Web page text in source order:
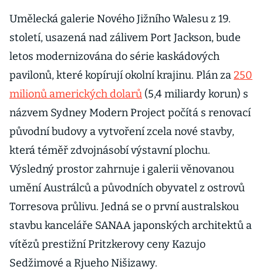
Umělecká galerie Nového Jižního Walesu z 19.
století, usazená nad zálivem Port Jackson, bude
letos modernizována do série kaskádových
pavilonů, které kopírují okolní krajinu. Plán za250
milionů amerických dolarů (5,4 miliardy korun) s
názvem Sydney Modern Project počítá s renovací
původní budovy a vytvoření zcela nové stavby,
která téměř zdvojnásobí výstavní plochu.
Výsledný prostor zahrnuje i galerii věnovanou
umění Austrálců a původních obyvatel z ostrovů
Torresova průlivu. Jedná se o první australskou
stavbu kanceláře SANAA japonských architektů a
vítězů prestižní Pritzkerovy ceny Kazujo
Sedžimové a Rjueho Nišizawy.